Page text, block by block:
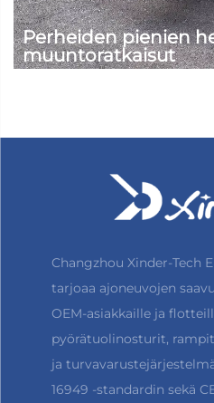
Perheiden pienien
muuntoratkaisut
Changzhou Xinder-Tech
tarjoaa ajoneuvojen
OEM-asiakkaille ja
pyörätuolinosturit,
ja
16949 -standardin sekä